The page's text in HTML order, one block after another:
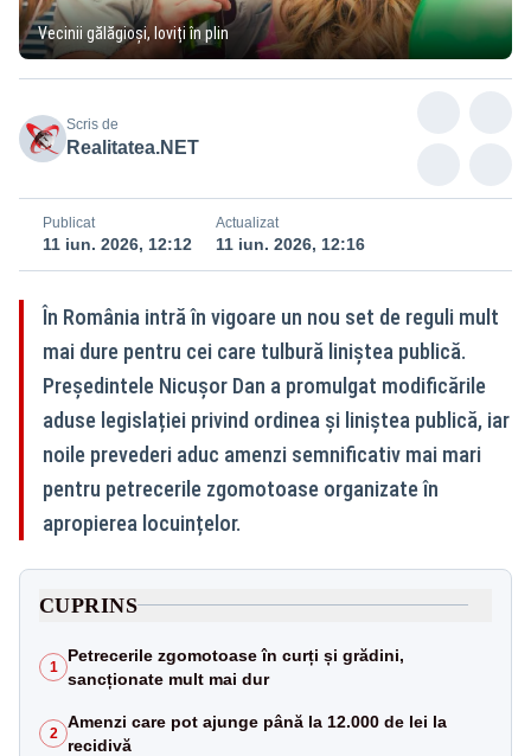
Vecinii gălăgioși, loviți în plin
Scris de
Realitatea.NET
Publicat
11 iun. 2026, 12:12
Actualizat
11 iun. 2026, 12:16
În România intră în vigoare un nou set de reguli mult
mai dure pentru cei care tulbură liniștea publică.
Președintele Nicușor Dan a promulgat modificările
aduse legislației privind ordinea și liniștea publică, iar
noile prevederi aduc amenzi semnificativ mai mari
pentru petrecerile zgomotoase organizate în
apropierea locuințelor.
CUPRINS
1
Petrecerile zgomotoase în curți și grădini,
sancționate mult mai dur
2
Amenzi care pot ajunge până la 12.000 de lei la
recidivă